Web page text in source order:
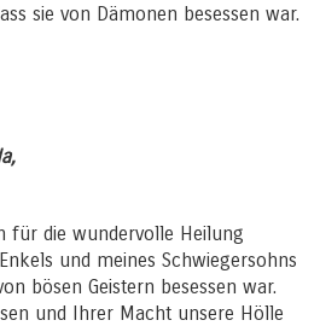
sie von Dämonen besessen war.
für die wundervolle Heilung
und meines Schwiegersohns
bösen Geistern besessen war.
und Ihrer Macht unsere Hölle